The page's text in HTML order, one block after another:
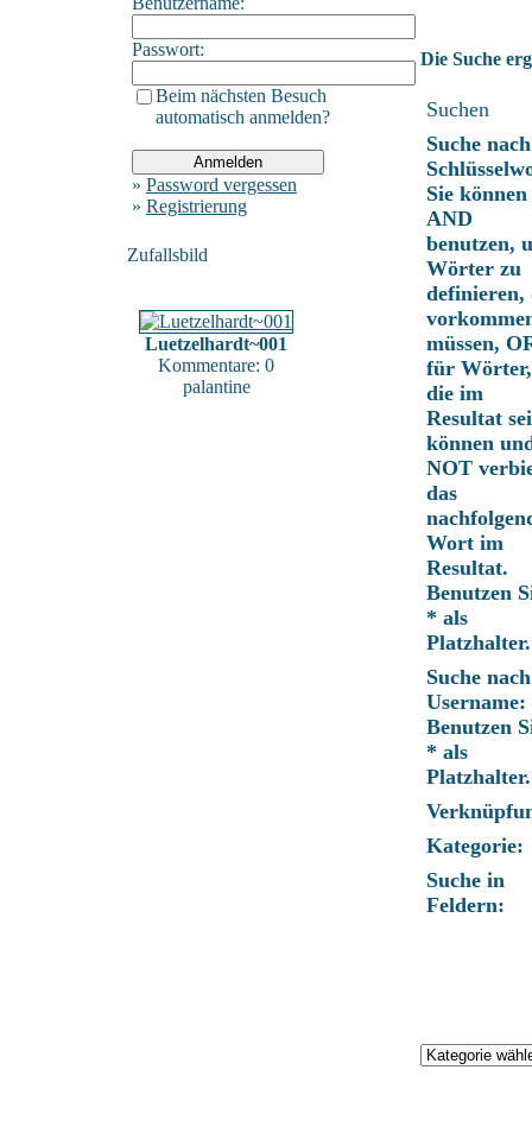
Passwort:
Beim nächsten Besuch
automatisch anmelden?
» Password vergessen
» Registrierung
Zufallsbild
Luetzelhardt~001
Kommentare: 0
palantine
Die Suche
Suchen
Suche nach
Sie können
AND
benutzen,
Wörter zu
definieren,
müssen,
für Wörter,
die im
Resultat
können
NOT
das
Wort im
Resultat.
Benutzen
* als
Platzhalter.
Suche nach
Username:
Benutzen
* als
Platzhalter.
Kategorie:
Suche in
Feldern: